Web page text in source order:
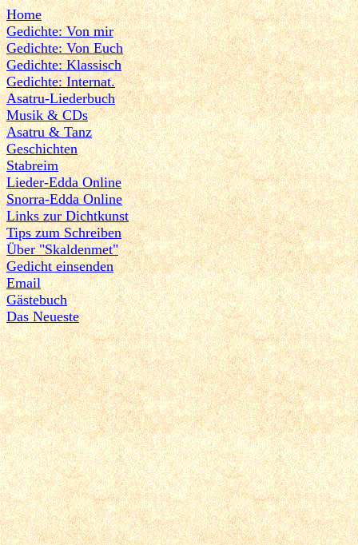
Home
Gedichte: Von mir
Gedichte: Von Euch
Gedichte: Klassisch
Gedichte: Internat.
Asatru-Liederbuch
Musik & CDs
Asatru & Tanz
Geschichten
Stabreim
Lieder-Edda Online
Snorra-Edda Online
Links zur Dichtkunst
Tips zum Schreiben
Über "Skaldenmet"
Gedicht einsenden
Email
Gästebuch
Das Neueste